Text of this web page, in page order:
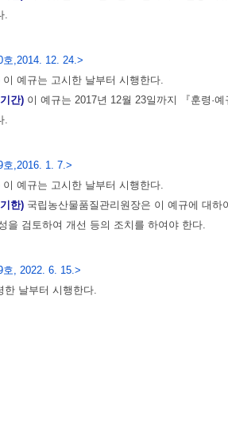
.
호,2014. 12. 24.>
이 예규는 고시한 날부터 시행한다.
간) 이 예규는 2017년 12월 23일까지 『훈령·
.
호,2016. 1. 7.>
이 예규는 고시한 날부터 시행한다.
한) 국립농산물품질관리원장은 이 예규에 대
을 검토하여 개선 등의 조치를 하여야 한다.
호, 2022. 6. 15.>
한 날부터 시행한다.